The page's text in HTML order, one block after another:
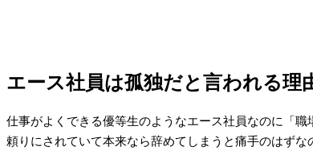
エース社員は孤独だと言われる理
仕事がよくできる優等生のようなエース社員なのに「職
頼りにされていて本来なら辞めてしまうと痛手のはず